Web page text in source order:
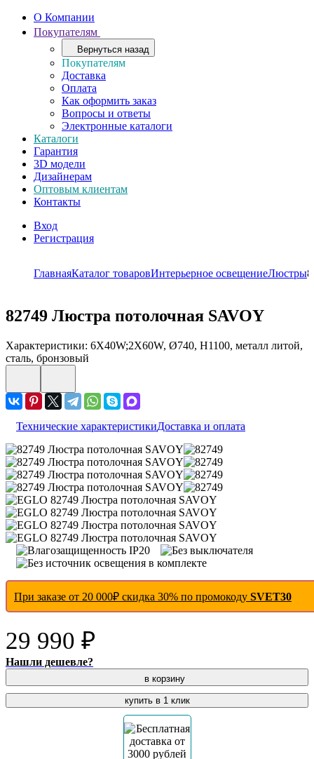
О Компании
Покупателям
Вернуться назад
Покупателям
Доставка
Оплата
Как оформить заказ
Вопросы и ответы
Электронные каталоги
Каталоги
Гарантия
3D модели
Дизайнерам
Оптовым клиентам
Контакты
Вход
Регистрация
ГлавнаяКаталог товаровИнтерьерное освещениеЛюстры
82749 Люстра потолочная SAVOY
Характеристики: 6X40W;2X60W, Ø740, H1100, металл литой,
сталь, бронзовый
Технические характеристикиДоставка и оплата
При заказе от 20 000₽ скидка 30% по промокоду SVET30
29 990 ₽
Нашли дешевле?
в корзину
купить в 1 клик